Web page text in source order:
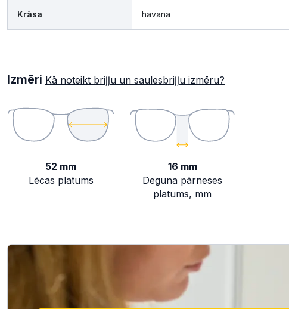
Krāsa havana
Izmēri Kā noteikt briļļu un saulesbriļļu izmēru?
52 mm
Lēcas platums
16 mm
Deguna pārneses
platums, mm